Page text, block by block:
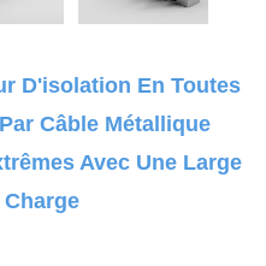
D'isolation En Toutes
Câble Métallique
Avec Une Large
Charge